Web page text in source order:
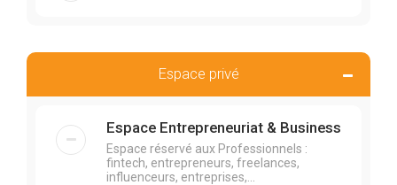
Espace privé
Espace Entrepreneuriat & Business
Espace réservé aux Professionnels :
fintech, entrepreneurs, freelances,
influenceurs, entreprises,...